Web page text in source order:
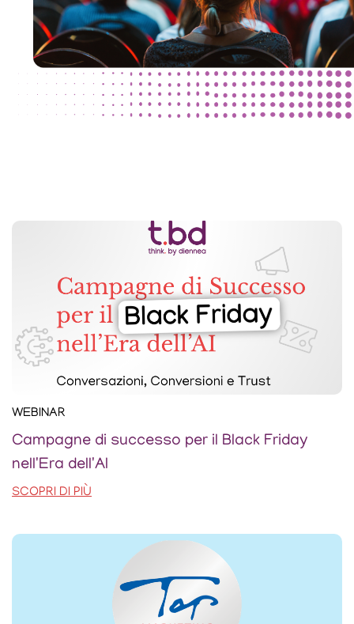
WEBINAR
Campagne di successo per il Black Friday
nell'Era dell'AI
SCOPRI DI PIÙ